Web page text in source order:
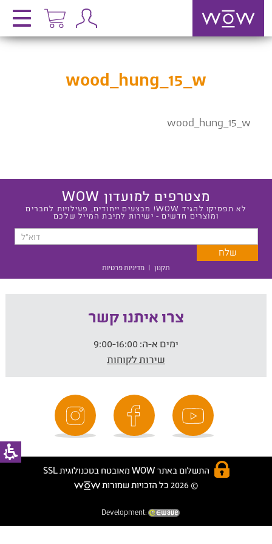
wood_hung_15_w
wood_hung_15_w
מצטרפים למועדון WOW
לא תפסיקו להגיד WOW! מבצעים ייחודים, פעילויות לחברים
ומוצרים חדשים - ישירות לתיבת המייל שלכם
תקנון | מדיניות פרטיות
צרו איתנו קשר
ימים א-ה:
שירות לקוחות
התשלום באתר WOW מאובטח בטכנולוגית SSL
© 2026 כל הזכויות שמורות
Development: